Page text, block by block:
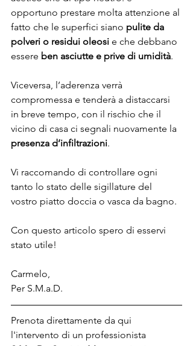
opportuno prestare molta attenzione al
fatto che le superfici siano pulite da
polveri o residui oleosi e che debbano
essere ben asciutte e prive di umidità.
Viceversa, l’aderenza verrà
compromessa e tenderà a distaccarsi
in breve tempo, con il rischio che il
vicino di casa ci segnali nuovamente la
presenza d’infiltrazioni.
Vi raccomando di controllare ogni
tanto lo stato delle sigillature del
vostro piatto doccia o vasca da bagno.
Con questo articolo spero di esservi
stato utile!
Carmelo,
Per S.M.a.D.
Prenota direttamente da qui
l'intervento di un professionista